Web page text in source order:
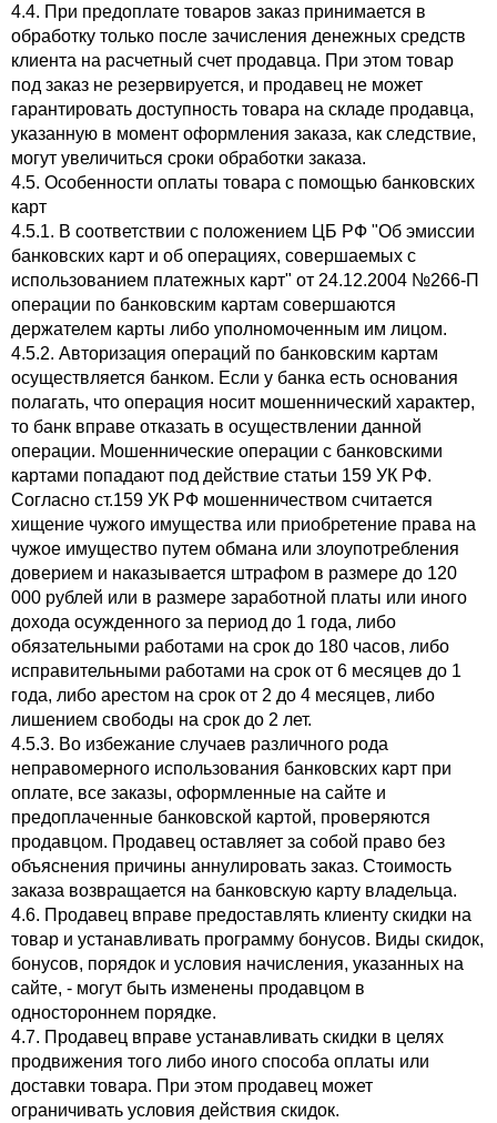
4.4. При предоплате товаров заказ принимается в
обработку только после зачисления денежных средств
клиента на расчетный счет продавца. При этом товар
под заказ не резервируется, и продавец не может
гарантировать доступность товара на складе продавца,
указанную в момент оформления заказа, как следствие,
могут увеличиться сроки обработки заказа.
4.5. Особенности оплаты товара с помощью банковских
карт
4.5.1. В соответствии с положением ЦБ РФ "Об эмиссии
банковских карт и об операциях, совершаемых с
использованием платежных карт" от 24.12.2004 №266-П
операции по банковским картам совершаются
держателем карты либо уполномоченным им лицом.
4.5.2. Авторизация операций по банковским картам
осуществляется банком. Если у банка есть основания
полагать, что операция носит мошеннический характер,
то банк вправе отказать в осуществлении данной
операции. Мошеннические операции с банковскими
картами попадают под действие статьи 159 УК РФ.
Согласно ст.159 УК РФ мошенничеством считается
хищение чужого имущества или приобретение права на
чужое имущество путем обмана или злоупотребления
доверием и наказывается штрафом в размере до 120
000 рублей или в размере заработной платы или иного
дохода осужденного за период до 1 года, либо
обязательными работами на срок до 180 часов, либо
исправительными работами на срок от 6 месяцев до 1
года, либо арестом на срок от 2 до 4 месяцев, либо
лишением свободы на срок до 2 лет.
4.5.3. Во избежание случаев различного рода
неправомерного использования банковских карт при
оплате, все заказы, оформленные на сайте и
предоплаченные банковской картой, проверяются
продавцом. Продавец оставляет за собой право без
объяснения причины аннулировать заказ. Стоимость
заказа возвращается на банковскую карту владельца.
4.6. Продавец вправе предоставлять клиенту скидки на
товар и устанавливать программу бонусов. Виды скидок,
бонусов, порядок и условия начисления, указанных на
сайте, - могут быть изменены продавцом в
одностороннем порядке.
4.7. Продавец вправе устанавливать скидки в целях
продвижения того либо иного способа оплаты или
доставки товара. При этом продавец может
ограничивать условия действия скидок.